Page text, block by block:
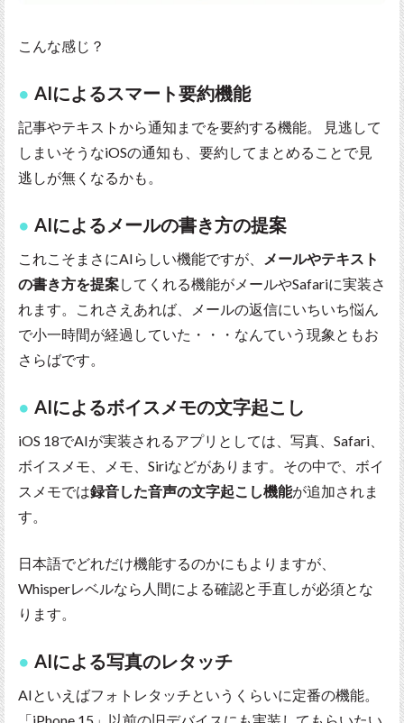
こんな感じ？
AIによるスマート要約機能
記事やテキストから通知までを要約する機能。 見逃して
しまいそうなiOSの通知も、要約してまとめることで見
逃しが無くなるかも。
AIによるメールの書き方の提案
これこそまさにAIらしい機能ですが、
メールやテキスト
の書き方を提案してくれる機能がメールやSafariに実装さ
れます。これさえあれば、メールの返信にいちいち悩ん
で小一時間が経過していた・・・なんていう現象ともお
さらばです。
AIによるボイスメモの文字起こし
iOS 18でAIが実装されるアプリとしては、写真、Safari、
ボイスメモ、メモ、Siriなどがあります。その中で、ボイ
スメモでは録音した音声の文字起こし機能が追加されま
す。
日本語でどれだけ機能するのかにもよりますが、
Whisperレベルなら人間による確認と手直しが必須とな
ります。
AIによる写真のレタッチ
AIといえばフォトレタッチというくらいに定番の機能。
「iPhone 15」以前の旧デバイスにも実装してもらいたい